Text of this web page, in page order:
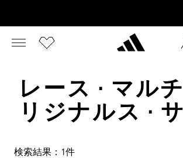
レース · マル
リジナルス ·
検索結果：1件